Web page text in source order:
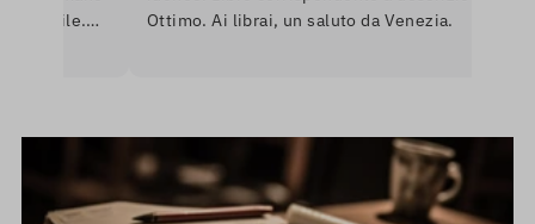
Ottimo. Ai librai, un saluto da Venezia.